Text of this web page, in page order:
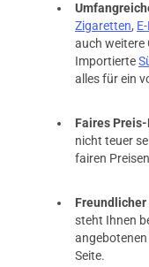
Zigaretten,
auch weitere
Importierte
alles für ein
Faires
nicht teuer
fairen
steht Ihnen
Seite.